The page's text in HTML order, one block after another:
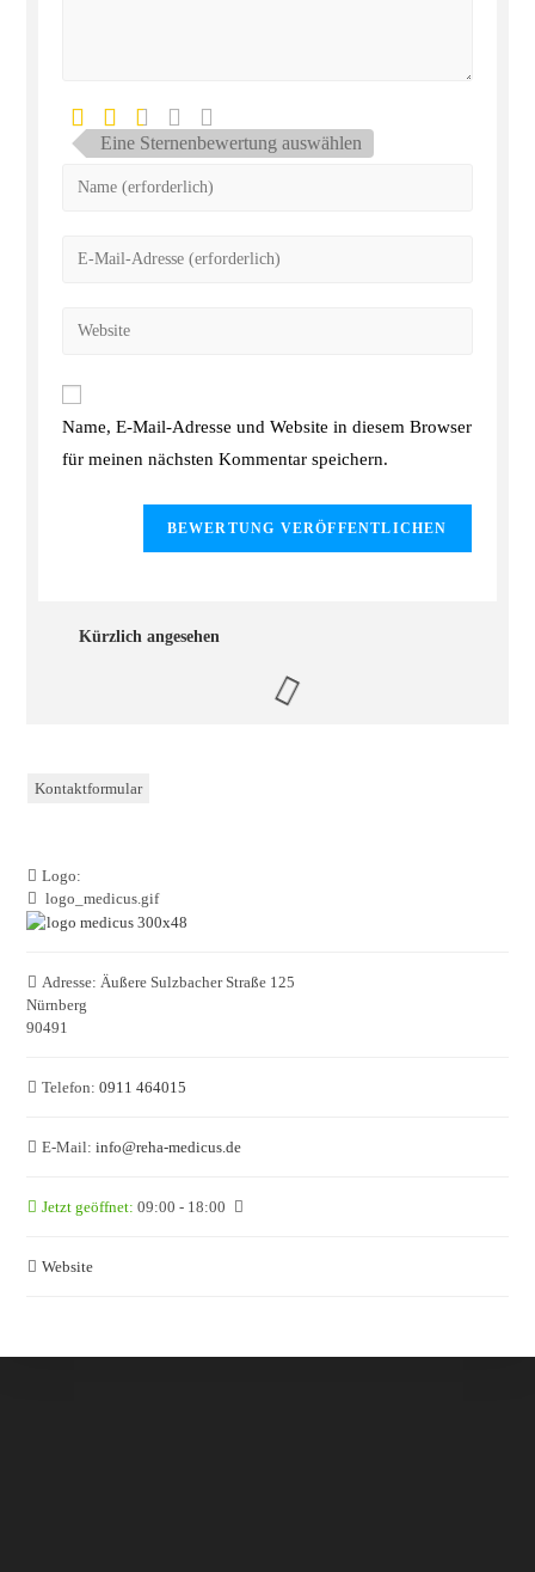
Eine Sternenbewertung auswählen
Name, E-Mail-Adresse und Website in diesem Browser
für meinen nächsten Kommentar speichern.
Kürzlich angesehen
Kontaktformular
Logo:
logo_medicus.gif
Adresse: Äußere Sulzbacher Straße 125
Nürnberg
90491
Telefon: 0911 464015
E-Mail: info@reha-medicus.de
Jetzt geöffnet: 09:00 - 18:00
Website